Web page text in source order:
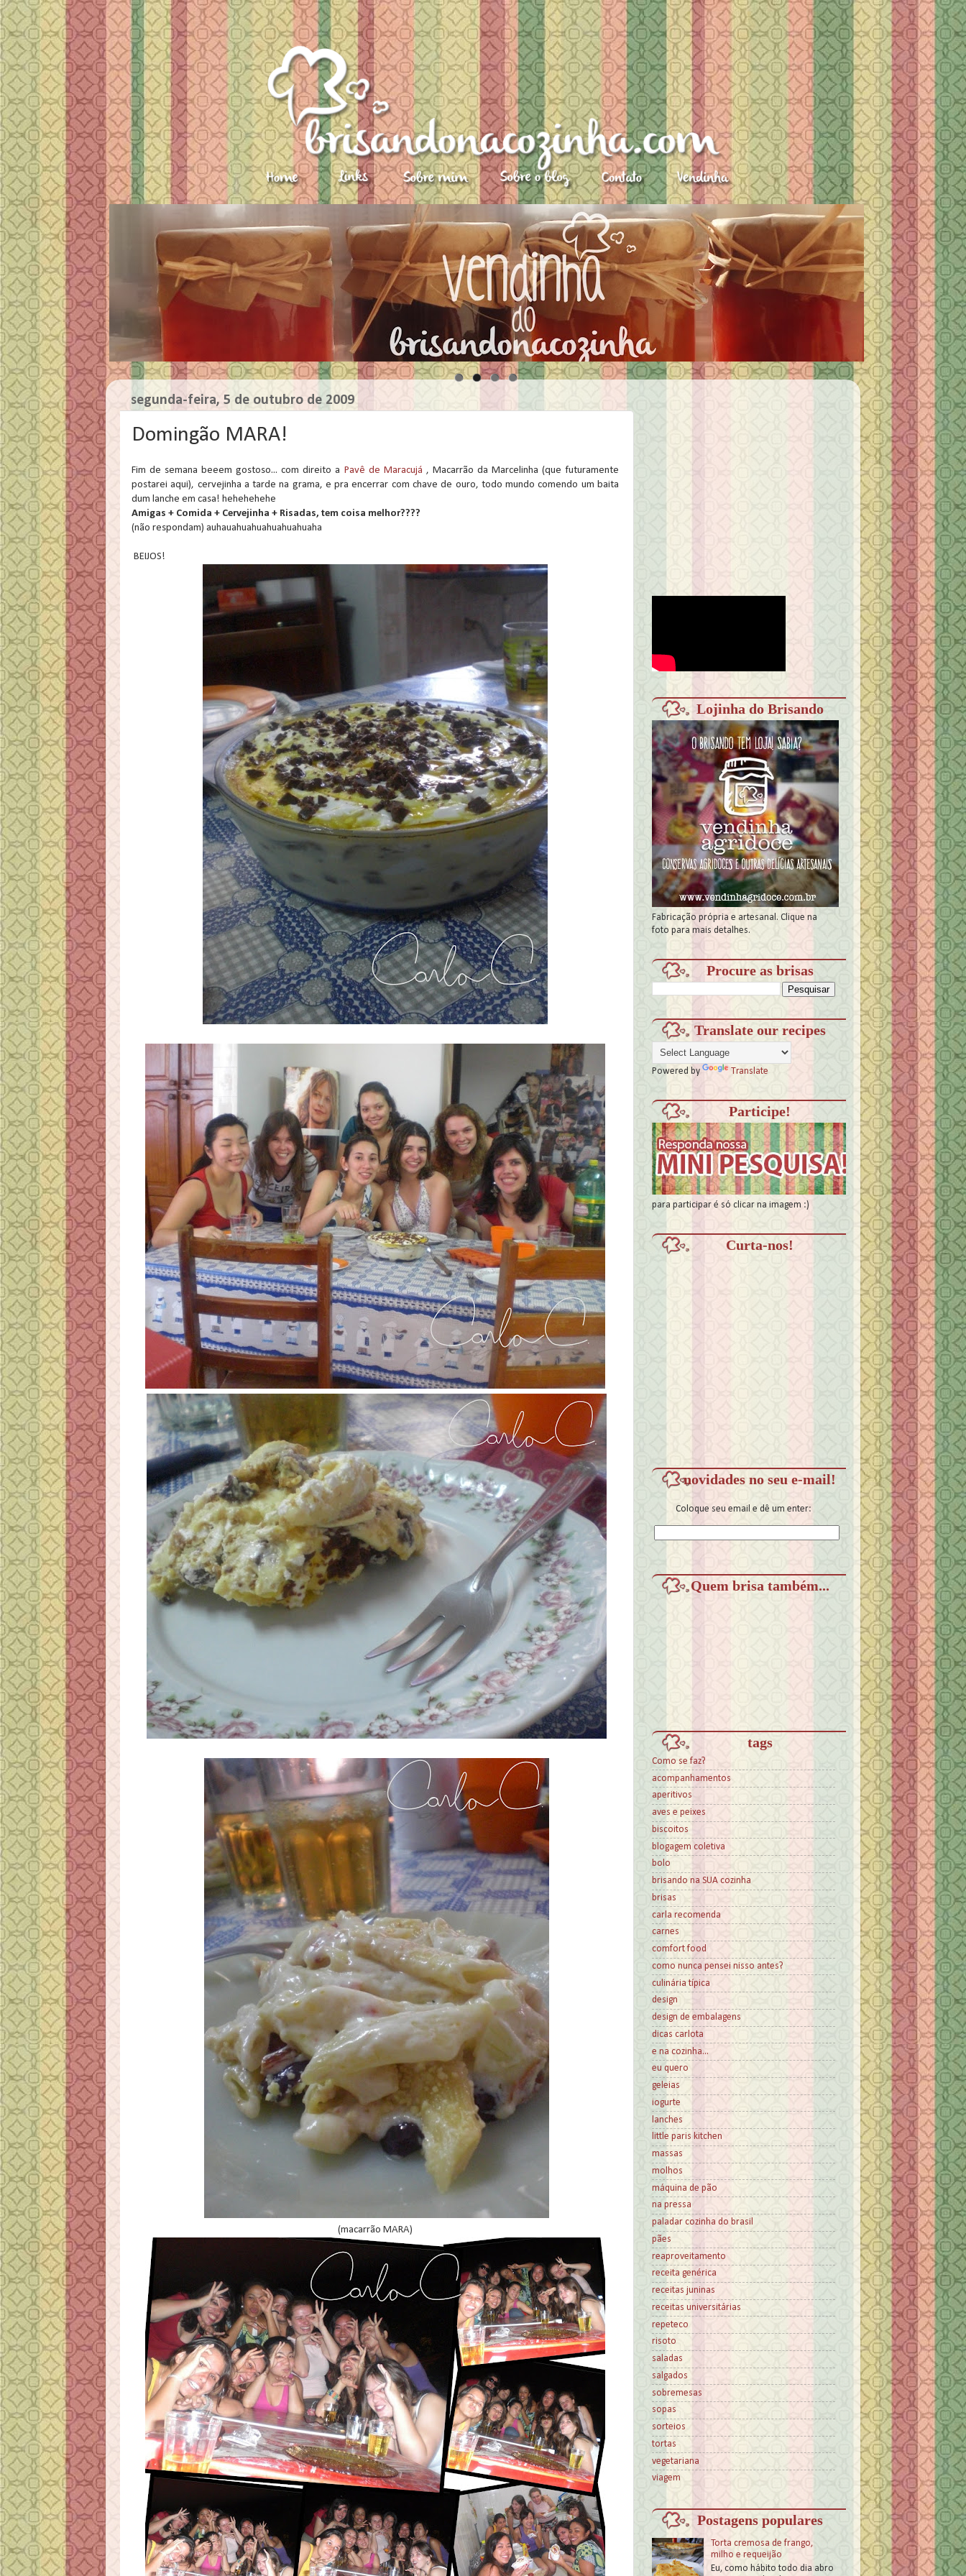
segunda-feira, 5 de outubro de 2009
Domingão MARA!
Fim de semana beeem gostoso... com direito a Pavê de Maracujá , Macarrão da Marcelinha (que futuramente
postarei aqui), cervejinha a tarde na grama, e pra encerrar com chave de ouro, todo mundo comendo um baita
dum lanche em casa! hehehehehe
Amigas + Comida + Cervejinha + Risadas, tem coisa melhor????
(não respondam) auhauahuahuahuahuahuaha
BEIJOS!
(macarrão MARA)
Lojinha do Brisando
Fabricação própria e artesanal. Clique na
foto para mais detalhes.
Procure as brisas
Translate our recipes
Powered by Translate
Participe!
para participar é só clicar na imagem :)
Curta-nos!
novidades no seu e-mail!
Coloque seu email e dê um enter:
Quem brisa também...
tags
Como se faz?
acompanhamentos
aperitivos
aves e peixes
biscoitos
blogagem coletiva
bolo
brisando na SUA cozinha
brisas
carla recomenda
carnes
comfort food
como nunca pensei nisso antes?
culinária típica
design
design de embalagens
dicas carlota
e na cozinha...
eu quero
geleias
iogurte
lanches
little paris kitchen
massas
molhos
máquina de pão
na pressa
paladar cozinha do brasil
pães
reaproveitamento
receita genérica
receitas juninas
receitas universitárias
repeteco
risoto
saladas
salgados
sobremesas
sopas
sorteios
tortas
vegetariana
viagem
Postagens populares
Torta cremosa de frango,
milho e requeijão
Eu, como hábito todo dia abro